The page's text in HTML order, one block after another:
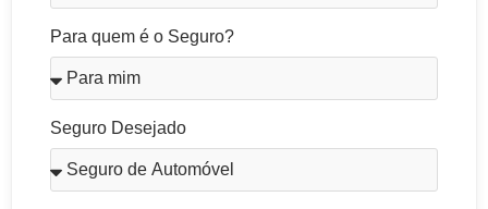
Para quem é o Seguro?
Seguro Desejado